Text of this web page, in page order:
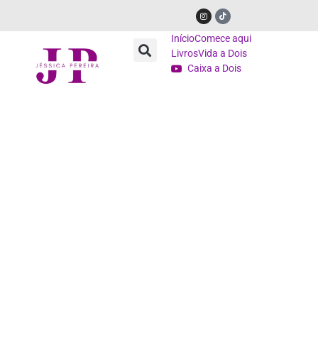
InícioComece aqui
LivrosVida a Dois
Caixa a Dois